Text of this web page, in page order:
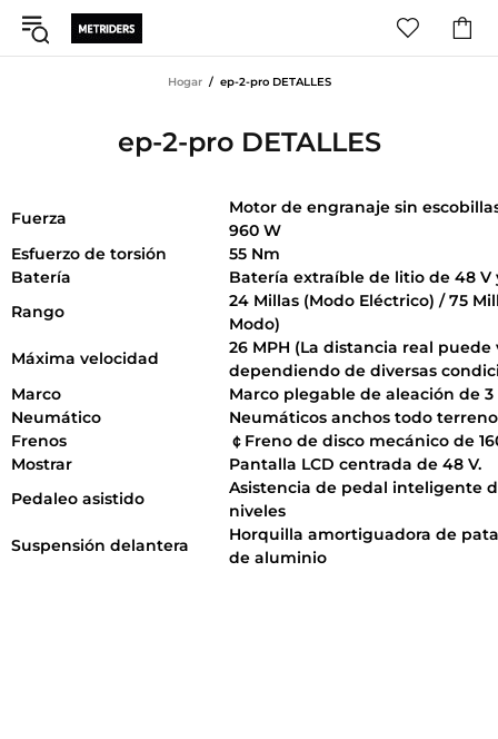
Hogar ep-2-pro DETALLES
ep-2-pro DETALLES
Fuerza
Motor de engranaje sin
960 W
Esfuerzo de torsión
55 Nm
Batería
Batería extraíble de litio de 48 V
Rango
24 Millas (Modo Eléctrico) / 75
Modo)
Máxima velocidad
26 MPH (La distancia real puede
dependiendo de diversas
Marco
Marco plegable de aleación de 3
Neumático
Neumáticos anchos todo
Frenos
￠Freno de disco mecánico de
Mostrar
Pantalla LCD centrada de 48 V.
Pedaleo asistido
Asistencia de pedal inteligente
niveles
Suspensión delantera
Horquilla amortiguadora de
de aluminio